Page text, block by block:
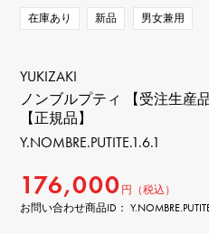
ヴィンテージウォッチ
在庫あり 新品 男女兼用
YUKIZAKI
ノンブルプティ 【受注生産
【正規品】
Y.NOMBRE.PUTITE.1.6.1
176,000 円（税込）
お問い合わせ商品ID：